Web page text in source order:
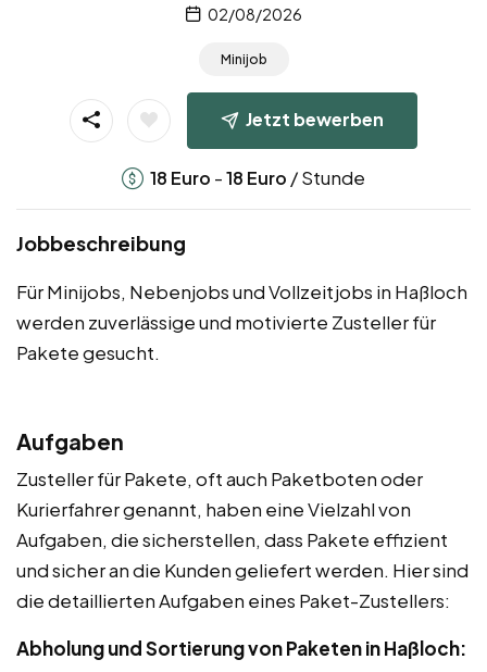
02/08/2026
Minijob
Jetzt bewerben
18 Euro -18 Euro / Stunde
Jobbeschreibung
Für Minijobs, Nebenjobs und Vollzeitjobs in Haßloch
werden zuverlässige und motivierte Zusteller für
Pakete gesucht.
Aufgaben
Zusteller für Pakete, oft auch Paketboten oder
Kurierfahrer genannt, haben eine Vielzahl von
Aufgaben, die sicherstellen, dass Pakete effizient
und sicher an die Kunden geliefert werden. Hier sind
die detaillierten Aufgaben eines Paket-Zustellers:
Abholung und Sortierung von Paketen in Haßloch: